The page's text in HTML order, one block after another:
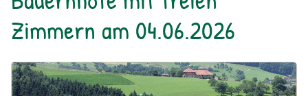
Zimmern am 04.06.2026
Urlaub am Bauernhof: Dorferhof